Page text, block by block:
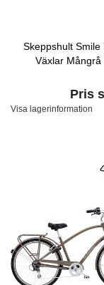
Skeppshult Smile
Växlar Mångrå
Pris
Visa lagerinformation